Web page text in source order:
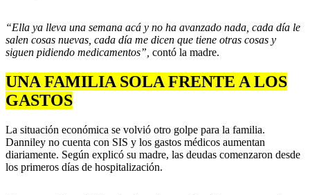
“Ella ya lleva una semana acá y no ha avanzado nada, cada día le
salen cosas nuevas, cada día me dicen que tiene otras cosas y
siguen pidiendo medicamentos”, contó la madre.
UNA FAMILIA SOLA FRENTE A LOS
GASTOS
La situación económica se volvió otro golpe para la familia.
Danniley no cuenta con SIS y los gastos médicos aumentan
diariamente. Según explicó su madre, las deudas comenzaron desde
los primeros días de hospitalización.